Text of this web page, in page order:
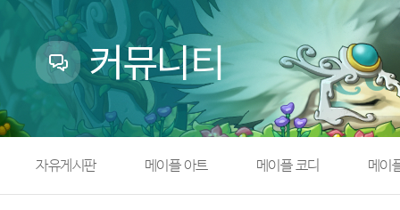
이벤트
캐시샵 공지
메이플 알림판
with maple
추가정보
커뮤니티
자유게시판 메이플 아트 메이플 코디 메이